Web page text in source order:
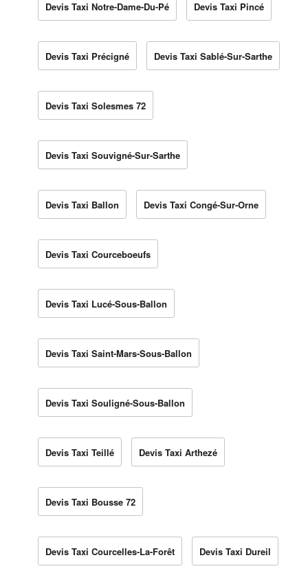
Devis Taxi Notre-Dame-Du-Pé Devis Taxi Pincé
Devis Taxi Précigné Devis Taxi Sablé-Sur-Sarthe
Devis Taxi Solesmes 72
Devis Taxi Souvigné-Sur-Sarthe
Devis Taxi Ballon Devis Taxi Congé-Sur-Orne
Devis Taxi Courceboeufs
Devis Taxi Lucé-Sous-Ballon
Devis Taxi Saint-Mars-Sous-Ballon
Devis Taxi Souligné-Sous-Ballon
Devis Taxi Teillé Devis Taxi Arthezé
Devis Taxi Bousse 72
Devis Taxi Courcelles-La-Forêt Devis Taxi Dureil